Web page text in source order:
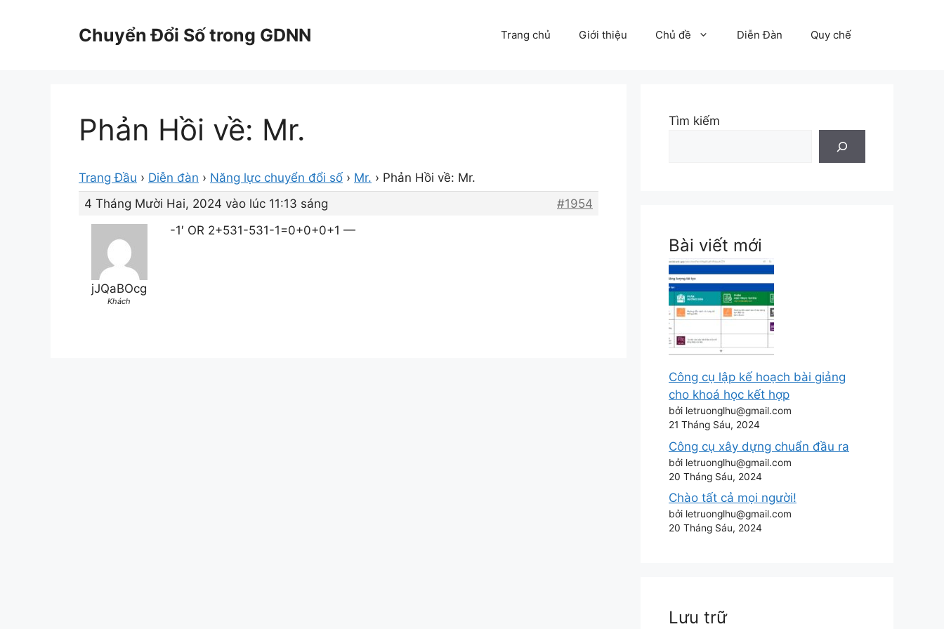
Chuyển Đổi Số trong GDNN Trang chủ Giới thiệu Chủ đề Diễn Đàn Quy chế
Phản Hồi về: Mr.
Trang Đầu › Diễn đàn › Năng lực chuyển đổi số › Mr. › Phản Hồi về: Mr.
4 Tháng Mười Hai, 2024 vào lúc 11:13 sáng
#1954
jJQaBOcg
Khách
-1′ OR 2+531-531-1=0+0+0+1 —
Tìm kiếm
Bài viết mới
Công cụ lập kế hoạch bài giảng
cho khoá học kết hợp
bởi letruonglhu@gmail.com
21 Tháng Sáu, 2024
Công cụ xây dựng chuẩn đầu ra
bởi letruonglhu@gmail.com
20 Tháng Sáu, 2024
Chào tất cả mọi người!
bởi letruonglhu@gmail.com
20 Tháng Sáu, 2024
Lưu trữ